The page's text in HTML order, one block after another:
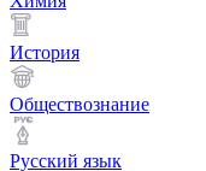
История
Обществознание
Русский язык